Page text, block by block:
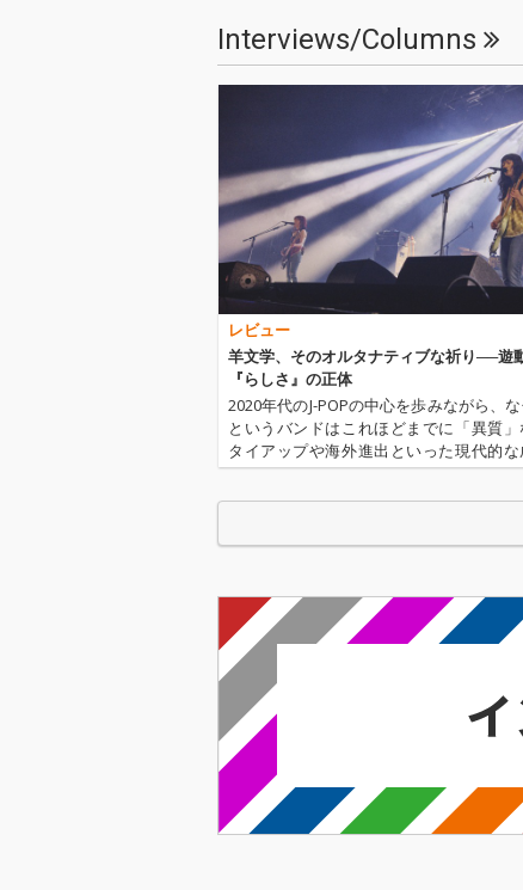
Interviews/Columns
レビュー
羊文学、そのオルタナティブな祈り──遊
『らしさ』の正体
2020年代のJ-POPの中心を歩みながら、
というバンドはこれほどまでに「異質」
タイアップや海外進出といった現代的な
ォーマットを受け入れつつも、そのサ